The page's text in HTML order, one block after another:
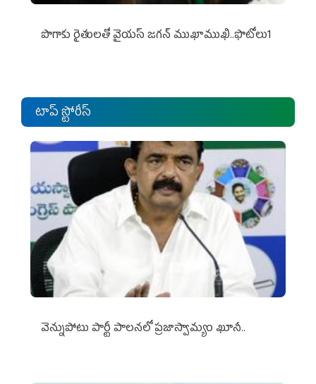
పొగాకు రైతుల‌తో వైయ‌స్ జ‌గ‌న్ ముఖాముఖి..ఫొటోలు1
టాప్ స్టోరీస్
వెన్నుపోటు పార్టీ పాలనలో ప్రజాస్వామ్యం ఖూనీ..